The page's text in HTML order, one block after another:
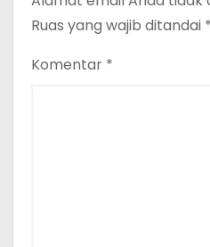
Ruas yang wajib ditandai *
Komentar *